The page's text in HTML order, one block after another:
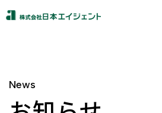
News